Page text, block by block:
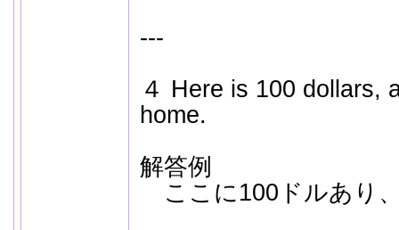
---
４ Here is 100 dollars,
home.
解答例
ここに100ドルあり